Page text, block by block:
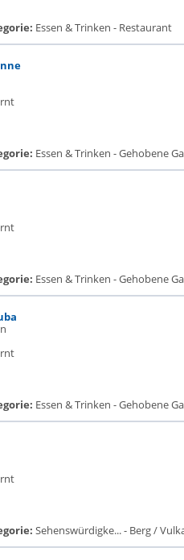
Essen & Trinken - Restaurant
Essen & Trinken - Gehobene
Essen & Trinken - Gehobene
Essen & Trinken - Gehobene
Sehenswürdigke... - Berg /